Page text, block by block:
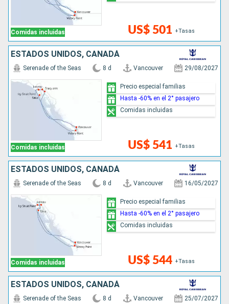
Comidas incluidas US$ 501 +Tasas
ESTADOS UNIDOS, CANADÁ
Comidas incluidas
Serenade of the Seas 8 d Vancouver 29/08/2027
US$ 541 +Tasas
Precio especial familias
Hasta -60% en el 2° pasajero
Comidas incluidas
ESTADOS UNIDOS, CANADÁ
Comidas incluidas
Serenade of the Seas 8 d Vancouver 16/05/2027
US$ 544 +Tasas
Precio especial familias
Hasta -60% en el 2° pasajero
Comidas incluidas
ESTADOS UNIDOS, CANADÁ
Serenade of the Seas 8 d Vancouver 25/07/2027